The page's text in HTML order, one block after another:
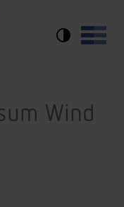
Wind